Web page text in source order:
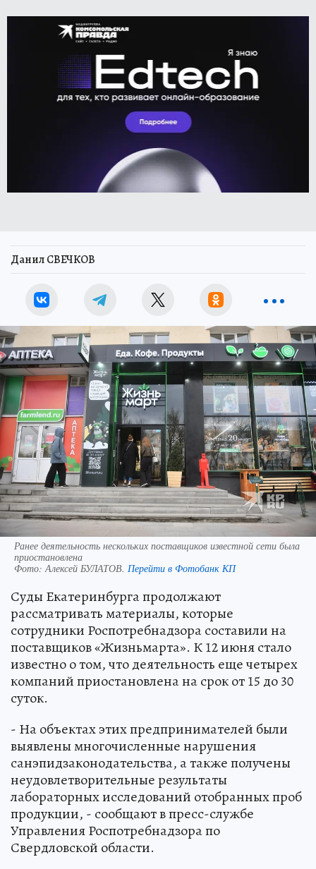
Данил СВЕЧКОВ
Ранее деятельность нескольких поставщиков известной сети была
приостановлена
Фото: Алексей БУЛАТОВ. Перейти в Фотобанк КП
Суды Екатеринбурга продолжают
рассматривать материалы, которые
сотрудники Роспотребнадзора составили на
поставщиков «Жизньмарта». К 12 июня стало
известно о том, что деятельность еще четырех
компаний приостановлена на срок от 15 до 30
суток.
- На объектах этих предпринимателей были
выявлены многочисленные нарушения
санэпидзаконодательства, а также получены
неудовлетворительные результаты
лабораторных исследований отобранных проб
продукции, - сообщают в пресс-службе
Управления Роспотребнадзора по
Свердловской области.